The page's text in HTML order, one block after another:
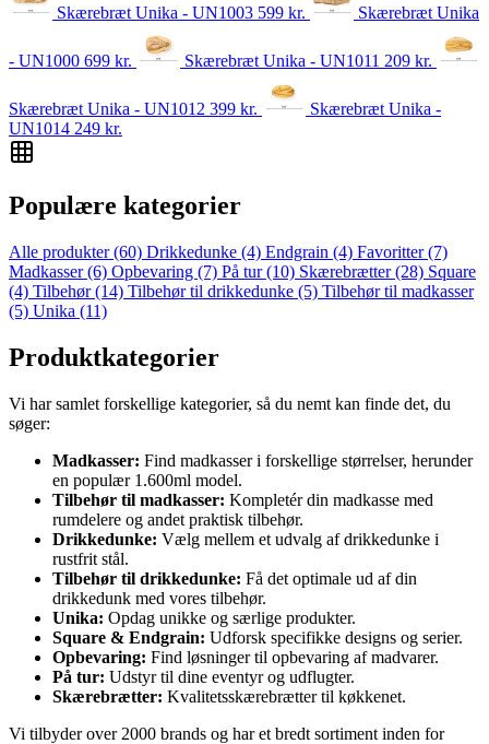
Skærebræt Unika - UN1003 599 kr. Skærebræt Unika
- UN1000 699 kr. Skærebræt Unika - UN1011 209 kr.
Skærebræt Unika - UN1012 399 kr.
Skærebræt Unika -
UN1014 249 kr.
Populære kategorier
Alle produkter(60) Drikkedunke (4) Endgrain (4) Favoritter(7)
Madkasser(6) Opbevaring (7) På tur(10) Skærebrætter(28) Square
(4) Tilbehør(14) Tilbehør til drikkedunke (5) Tilbehør til madkasser
(5) Unika (11)
Produktkategorier
Vi har samlet forskellige kategorier, så du nemt kan finde det, du
søger:
Madkasser: Find madkasser i forskellige størrelser, herunder
en populær 1.600ml model.
Tilbehør til madkasser: Kompletér din madkasse med
rumdelere og andet praktisk tilbehør.
Drikkedunke: Vælg mellem et udvalg af drikkedunke i
rustfrit stål.
Tilbehør til drikkedunke: Få det optimale ud af din
drikkedunk med vores tilbehør.
Unika: Opdag unikke og særlige produkter.
Square & Endgrain: Udforsk specifikke designs og serier.
Opbevaring: Find løsninger til opbevaring af madvarer.
På tur: Udstyr til dine eventyr og udflugter.
Skærebrætter: Kvalitetsskærebrætter til køkkenet.
Vi tilbyder over 2000 brands og har et bredt sortiment inden for